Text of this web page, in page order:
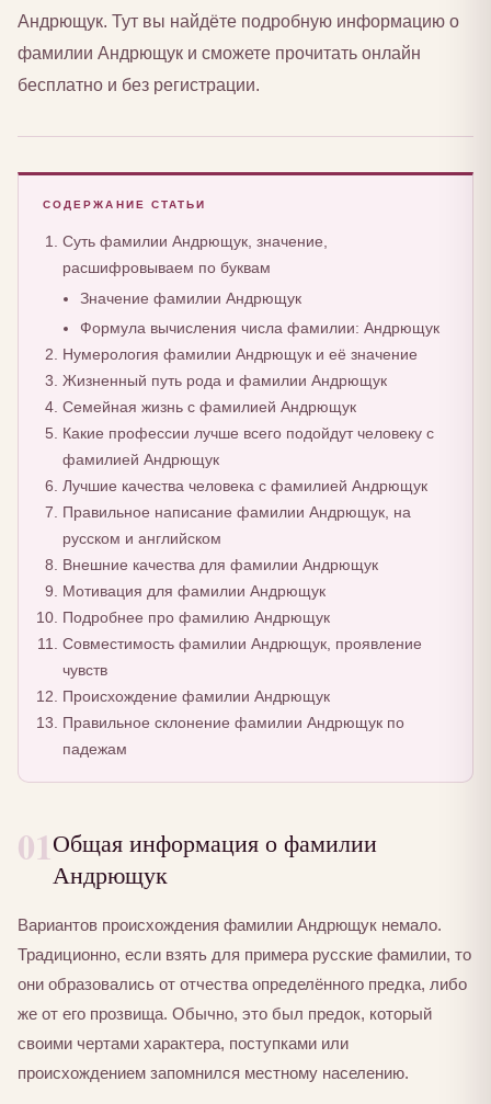
Андрющук. Тут вы найдёте подробную информацию о
фамилии Андрющук и сможете прочитать онлайн
бесплатно и без регистрации.
СОДЕРЖАНИЕ СТАТЬИ
Суть фамилии Андрющук, значение,
расшифровываем по буквам
Значение фамилии Андрющук
Формула вычисления числа фамилии: Андрющук
Нумерология фамилии Андрющук и её значение
Жизненный путь рода и фамилии Андрющук
Семейная жизнь с фамилией Андрющук
Какие профессии лучше всего подойдут человеку с
фамилией Андрющук
Лучшие качества человека с фамилией Андрющук
Правильное написание фамилии Андрющук, на
русском и английском
Внешние качества для фамилии Андрющук
Мотивация для фамилии Андрющук
Подробнее про фамилию Андрющук
Совместимость фамилии Андрющук, проявление
чувств
Происхождение фамилии Андрющук
Правильное склонение фамилии Андрющук по
падежам
01Общая информация о фамилии
Андрющук
Вариантов происхождения фамилии Андрющук немало.
Традиционно, если взять для примера русские фамилии, то
они образовались от отчества определённого предка, либо
же от его прозвища. Обычно, это был предок, который
своими чертами характера, поступками или
происхождением запомнился местному населению.